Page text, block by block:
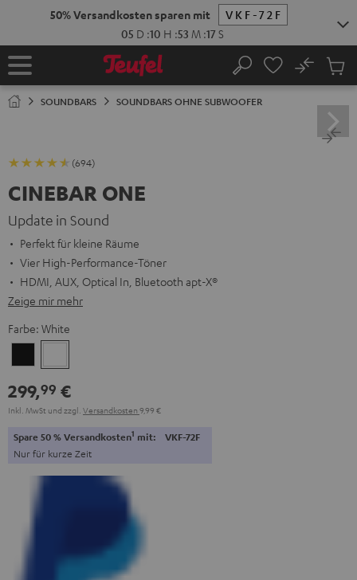
Startseite Suche
No
SOUNDBARS SOUNDBARS OHNE SUBWOOFER
(694)
CINEBAR ONE
Update in Sound
Perfekt für kleine Räume
Vier High-Performance-Töner
HDMI, AUX, Optical In, Bluetooth apt-X®
Zeige mir mehr
Farbe: White
299,99 €
Inkl. MwSt und zzgl. Versandkosten 9,99 €
Spare 50 % Versandkosten1 mit: VKF-72F
Nur für kurze Zeit